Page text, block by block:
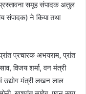
समूह संपादक अतुल
संपादक) ने किया तथा
प्रचारक अभयराम, प्रांत
विजय शर्मा, वन मंत्री
उद्योग मंत्री लखन लाल